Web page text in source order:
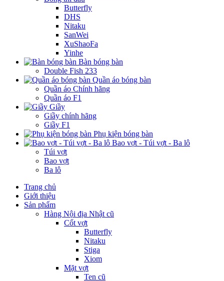
Butterfly
DHS
Nitaku
SanWei
XuShaoFa
Yinhe
Bàn bóng bàn
Double Fish 233
Quần áo bóng bàn
Quần áo Chính hãng
Quần áo F1
Giầy
Giầy chính hãng
Giầy F1
Phụ kiện bóng bàn
Bao vợt - Túi vợt - Ba lô
Túi vợt
Bao vợt
Ba lô
Trang chủ
Giới thiệu
Sản phẩm
Hàng Nội địa Nhật cũ
Cốt vợt
Butterfly
Nitaku
Stiga
Xiom
Mặt vợt
Ten cũ